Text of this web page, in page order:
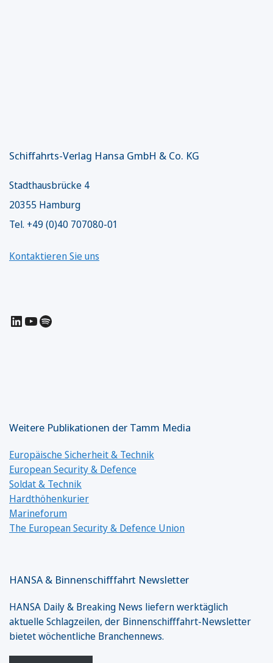
Schiffahrts-Verlag Hansa GmbH & Co. KG
Stadthausbrücke 4
20355 Hamburg
Tel. +49 (0)40 707080-01
Kontaktieren Sie uns
LinkedIn
YouTube
Spotify
Weitere Publikationen der Tamm Media
Europäische Sicherheit & Technik
European Security & Defence
Soldat & Technik
Hardthöhenkurier
Marineforum
The European Security & Defence Union
HANSA & Binnenschifffahrt Newsletter
HANSA Daily & Breaking News liefern werktäglich
aktuelle Schlagzeilen, der Binnenschifffahrt-Newsletter
bietet wöchentliche Branchennews.